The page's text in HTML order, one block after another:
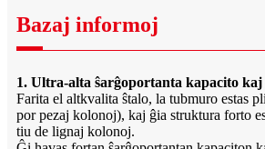
Bazaj informoj
1. Ultra-alta ŝarĝoportanta kapacito
Farita el altkvalita ŝtalo, la tubmuro estas
por pezaj kolonoj), kaj ĝia struktura forto
tiu de lignaj kolonoj.